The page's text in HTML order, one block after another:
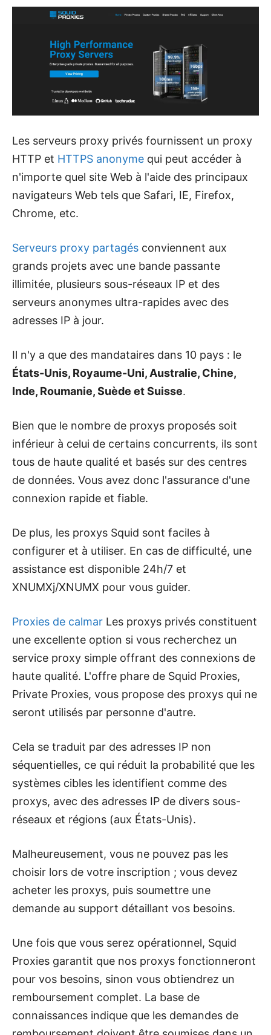
Les serveurs proxy privés fournissent un proxy
HTTP et HTTPS anonyme qui peut accéder à
n'importe quel site Web à l'aide des principaux
navigateurs Web tels que Safari, IE, Firefox,
Chrome, etc.
Serveurs proxy partagés conviennent aux
grands projets avec une bande passante
illimitée, plusieurs sous-réseaux IP et des
serveurs anonymes ultra-rapides avec des
adresses IP à jour.
Il n'y a que des mandataires dans 10 pays : le
États-Unis, Royaume-Uni, Australie, Chine,
Inde, Roumanie, Suède et Suisse.
Bien que le nombre de proxys proposés soit
inférieur à celui de certains concurrents, ils sont
tous de haute qualité et basés sur des centres
de données. Vous avez donc l'assurance d'une
connexion rapide et fiable.
De plus, les proxys Squid sont faciles à
configurer et à utiliser. En cas de difficulté, une
assistance est disponible 24h/7 et
XNUMXj/XNUMX pour vous guider.
Proxies de calmar Les proxys privés constituent
une excellente option si vous recherchez un
service proxy simple offrant des connexions de
haute qualité. L'offre phare de Squid Proxies,
Private Proxies, vous propose des proxys qui ne
seront utilisés par personne d'autre.
Cela se traduit par des adresses IP non
séquentielles, ce qui réduit la probabilité que les
systèmes cibles les identifient comme des
proxys, avec des adresses IP de divers sous-
réseaux et régions (aux États-Unis).
Malheureusement, vous ne pouvez pas les
choisir lors de votre inscription ; vous devez
acheter les proxys, puis soumettre une
demande au support détaillant vos besoins.
Une fois que vous serez opérationnel, Squid
Proxies garantit que nos proxys fonctionneront
pour vos besoins, sinon vous obtiendrez un
remboursement complet. La base de
connaissances indique que les demandes de